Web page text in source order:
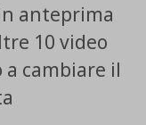
anteprima
10 video
cambiare il